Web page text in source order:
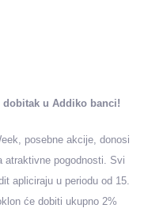
u Addiko banci!
posebne akcije, donosi
atraktivne pogodnosti. Svi
apliciraju u periodu od 15.
će dobiti ukupno 2%